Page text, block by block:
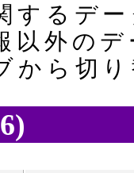
するデ
以外の
から切